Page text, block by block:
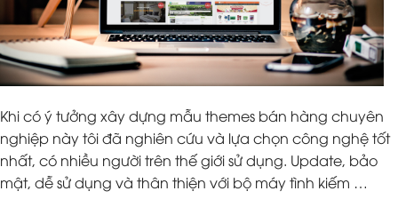
Khi có ý tưởng xây dựng mẫu themes bán hàng chuyên
nghiệp này tôi đã nghiên cứu và lựa chọn công nghệ tốt
nhất, có nhiều người trên thế giới sử dụng. Update, bảo
mật, dễ sử dụng và thân thiện với bộ máy tình kiếm …